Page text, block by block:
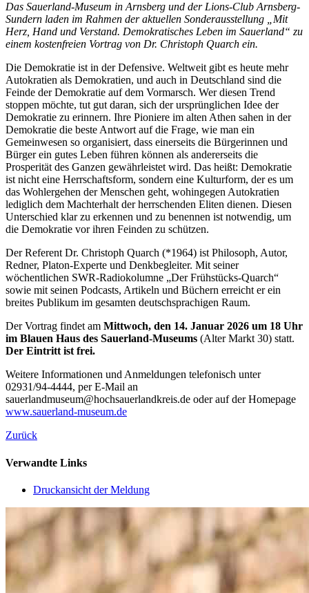
Das Sauerland-Museum in Arnsberg und der Lions-Club Arnsberg-
Sundern laden im Rahmen der aktuellen Sonderausstellung „Mit
Herz, Hand und Verstand. Demokratisches Leben im Sauerland“ zu
einem kostenfreien Vortrag von Dr. Christoph Quarch ein.
Die Demokratie ist in der Defensive. Weltweit gibt es heute mehr
Autokratien als Demokratien, und auch in Deutschland sind die
Feinde der Demokratie auf dem Vormarsch. Wer diesen Trend
stoppen möchte, tut gut daran, sich der ursprünglichen Idee der
Demokratie zu erinnern. Ihre Pioniere im alten Athen sahen in der
Demokratie die beste Antwort auf die Frage, wie man ein
Gemeinwesen so organisiert, dass einerseits die Bürgerinnen und
Bürger ein gutes Leben führen können als andererseits die
Prosperität des Ganzen gewährleistet wird. Das heißt: Demokratie
ist nicht eine Herrschaftsform, sondern eine Kulturform, der es um
das Wohlergehen der Menschen geht, wohingegen Autokratien
lediglich dem Machterhalt der herrschenden Eliten dienen. Diesen
Unterschied klar zu erkennen und zu benennen ist notwendig, um
die Demokratie vor ihren Feinden zu schützen.
Der Referent Dr. Christoph Quarch (*1964) ist Philosoph, Autor,
Redner, Platon-Experte und Denkbegleiter. Mit seiner
wöchentlichen SWR-Radiokolumne „Der Frühstücks-Quarch“
sowie mit seinen Podcasts, Artikeln und Büchern erreicht er ein
breites Publikum im gesamten deutschsprachigen Raum.
Der Vortrag findet am Mittwoch, den 14. Januar 2026 um 18 Uhr
im Blauen Haus des Sauerland-Museums (Alter Markt 30) statt.
Der Eintritt ist frei.
Weitere Informationen und Anmeldungen telefonisch unter
02931/94-4444, per E-Mail an
sauerlandmuseum@hochsauerlandkreis.de oder auf der Homepage
www.sauerland-museum.de
Zurück
Verwandte Links
Druckansicht der Meldung